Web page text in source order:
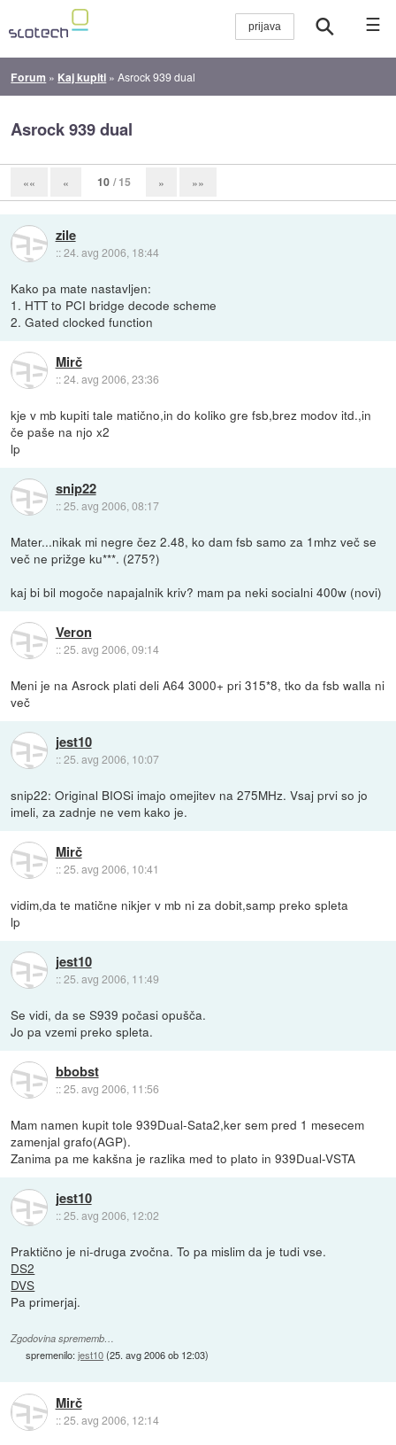
☰
Forum » Kaj kupiti »Asrock 939 dual
Asrock 939 dual
«« « 10 / 15 » »»
zile
::24. avg 2006, 18:44
Kako pa mate nastavljen:
1. HTT to PCI bridge decode scheme
2. Gated clocked function
Mirč
::24. avg 2006, 23:36
kje v mb kupiti tale matično,in do koliko gre fsb,brez modov itd.,in
če paše na njo x2
lp
snip22
::25. avg 2006, 08:17
Mater...nikak mi negre čez 2.48, ko dam fsb samo za 1mhz več se
več ne prižge ku***. (275?)
kaj bi bil mogoče napajalnik kriv? mam pa neki socialni 400w (novi)
Veron
::25. avg 2006, 09:14
Meni je na Asrock plati deli A64 3000+ pri 315*8, tko da fsb walla ni
več
jest10
::25. avg 2006, 10:07
snip22: Original BIOSi imajo omejitev na 275MHz. Vsaj prvi so jo
imeli, za zadnje ne vem kako je.
Mirč
::25. avg 2006, 10:41
vidim,da te matične nikjer v mb ni za dobit,samp preko spleta
lp
jest10
::25. avg 2006, 11:49
Se vidi, da se S939 počasi opušča.
Jo pa vzemi preko spleta.
bbobst
::25. avg 2006, 11:56
Mam namen kupit tole 939Dual-Sata2,ker sem pred 1 mesecem
zamenjal grafo(AGP).
Zanima pa me kakšna je razlika med to plato in 939Dual-VSTA
jest10
::25. avg 2006, 12:02
Praktično je ni-druga zvočna. To pa mislim da je tudi vse.
DS2
DVS
Pa primerjaj.
Zgodovina sprememb…
spremenilo:jest10(25. avg 2006 ob 12:03)
Mirč
::25. avg 2006, 12:14